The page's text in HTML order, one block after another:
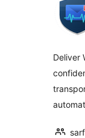
Deliver